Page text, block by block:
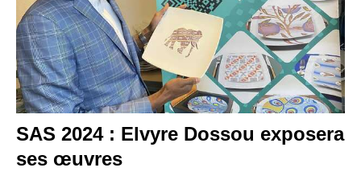
SAS 2024 : Elvyre Dossou exposera
ses œuvres